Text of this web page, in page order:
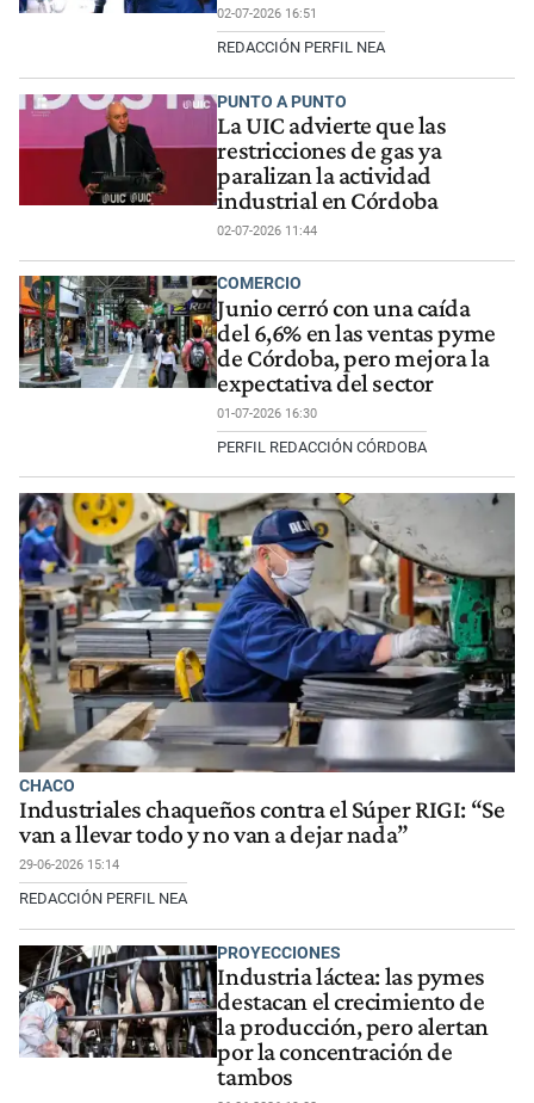
02-07-2026 16:51
REDACCIÓN PERFIL NEA
PUNTO A PUNTO
La UIC advierte que las
restricciones de gas ya
paralizan la actividad
industrial en Córdoba
02-07-2026 11:44
COMERCIO
Junio cerró con una caída
del 6,6% en las ventas pyme
de Córdoba, pero mejora la
expectativa del sector
01-07-2026 16:30
PERFIL REDACCIÓN CÓRDOBA
CHACO
Industriales chaqueños contra el Súper RIGI: “Se
van a llevar todo y no van a dejar nada”
29-06-2026 15:14
REDACCIÓN PERFIL NEA
PROYECCIONES
Industria láctea: las pymes
destacan el crecimiento de
la producción, pero alertan
por la concentración de
tambos